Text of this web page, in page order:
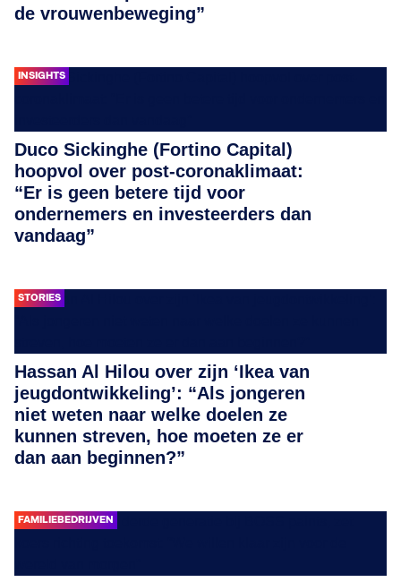
de vrouwenbeweging”
INSIGHTS
Duco Sickinghe (Fortino Capital)
hoopvol over post-coronaklimaat:
“Er is geen betere tijd voor
ondernemers en investeerders dan
vandaag”
STORIES
Hassan Al Hilou over zijn ‘Ikea van
jeugdontwikkeling’: “Als jongeren
niet weten naar welke doelen ze
kunnen streven, hoe moeten ze er
dan aan beginnen?”
FAMILIEBEDRIJVEN